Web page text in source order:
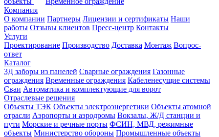
Компания
О компании Партнеры Лицензии и сертификаты Наши
работы Отзывы клиентов Пресс-центр Контакты
Услуги
Проектирование Производство Доставка Монтаж Вопрос-
ответ
Каталог
3Д заборы из панелей Сварные ограждения Газонные
ограждения Временные ограждения Кабеленесущие системы
Cваи Автоматика и комплектующие для ворот
Отраслевые решения
Объекты ТЭК Объекты электроэнергетики Объекты атомной
отрасли Аэропорты и аэродромы Вокзалы, Ж/Д станции и
пути Морские и речные порты ФСИН, МВД, режимные
объекты Министерство обороны Промышленные объекты